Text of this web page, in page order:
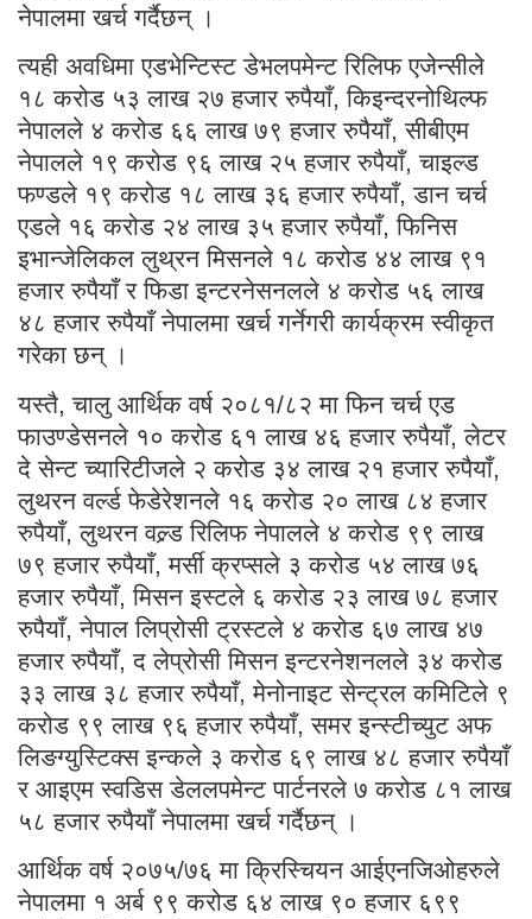
नेपालमा खर्च गर्दैछन् ।
त्यही अवधिमा एडभेन्टिस्ट डेभलपमेन्ट रिलिफ एजेन्सीले
१८ करोड ५३ लाख २७ हजार रुपैयाँ, किइन्दरनोथिल्फ
नेपालले ४ करोड ६६ लाख ७९ हजार रुपैयाँ, सीबीएम
नेपालले १९ करोड ९६ लाख २५ हजार रुपैयाँ, चाइल्ड
फण्डले १९ करोड १८ लाख ३६ हजार रुपैयाँ, डान चर्च
एडले १६ करोड २४ लाख ३५ हजार रुपैयाँ, फिनिस
इभान्जेलिकल लुथ्रन मिसनले १८ करोड ४४ लाख ९१
हजार रुपैयाँ र फिडा इन्टरनेसनलले ४ करोड ५६ लाख
४८ हजार रुपैयाँ नेपालमा खर्च गर्नेगरी कार्यक्रम स्वीकृत
गरेका छन् ।
यस्तै, चालु आर्थिक वर्ष २०८१/८२ मा फिन चर्च एड
फाउण्डेसनले १० करोड ६१ लाख ४६ हजार रुपैयाँ, लेटर
दे सेन्ट च्यारिटीजले २ करोड ३४ लाख २१ हजार रुपैयाँ,
लुथरन वर्ल्ड फेडेरेशनले १६ करोड २० लाख ८४ हजार
रुपैयाँ, लुथरन वल्र्ड रिलिफ नेपालले ४ करोड ९९ लाख
७९ हजार रुपैयाँ, मर्सी क्रप्सले ३ करोड ५४ लाख ७६
हजार रुपैयाँ, मिसन इस्टले ६ करोड २३ लाख ७८ हजार
रुपैयाँ, नेपाल लिप्रोसी ट्रस्टले ४ करोड ६७ लाख ४७
हजार रुपैयाँ, द लेप्रोसी मिसन इन्टरनेशनलले ३४ करोड
३३ लाख ३८ हजार रुपैयाँ, मेनोनाइट सेन्ट्रल कमिटिले ९
करोड ९९ लाख ९६ हजार रुपैयाँ, समर इन्स्टीच्युट अफ
लिङग्युस्टिक्स इन्कले ३ करोड ६९ लाख ४८ हजार रुपैयाँ
र आइएम स्वडिस डेललपमेन्ट पार्टनरले ७ करोड ८१ लाख
५८ हजार रुपैयाँ नेपालमा खर्च गर्दैछन् ।
आर्थिक वर्ष २०७५/७६ मा क्रिस्चियन आईएनजिओहरुले
नेपालमा १ अर्ब ९९ करोड ६४ लाख ९० हजार ६९९